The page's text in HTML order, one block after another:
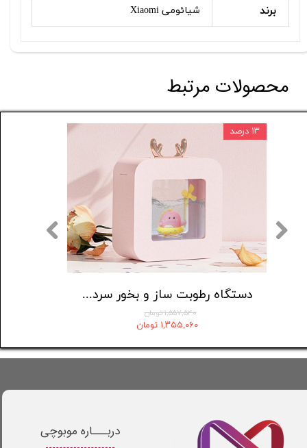
برند شیائومی Xiaomi
محصولات مرتبط
دستگاه رطوبت ساز و بخور سرد مدل A06
۱,۵۵۷,۵۴۰ تومان
۱,۳۵۵,۰۶۰ تومان
۱۳ درصد
دربـــاره موبوچی